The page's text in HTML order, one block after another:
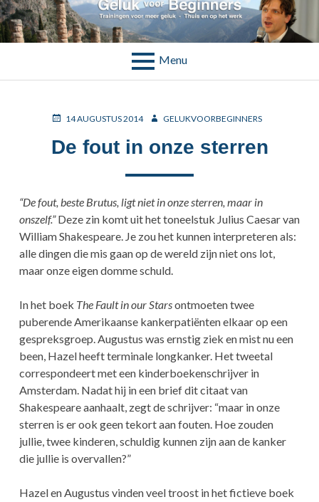
Skip
to
content
DAG:14 AUGUSTUS 2014
Menu
POSTED14 AUGUSTUS 2014 AUTHOR
GELUKVOORBEGINNERS
De fout in onze sterren
“De fout, beste Brutus, ligt niet in onze sterren, maar in
onszelf.”Deze zin komt uit het toneelstuk Julius Caesar van
William Shakespeare. Je zou het kunnen interpreteren als:
alle dingen die mis gaan op de wereld zijn niet ons lot,
maar onze eigen domme schuld.
In het boek The Fault in our Starsontmoeten twee
puberende Amerikaanse kankerpatiënten elkaar op een
gespreksgroep. Augustus was ernstig ziek en mist nu een
been, Hazel heeft terminale longkanker. Het tweetal
correspondeert met een kinderboekenschrijver in
Amsterdam. Nadat hij in een brief dit citaat van
Shakespeare aanhaalt, zegt de schrijver: “maar in onze
sterren is er ook geen tekort aan fouten. Hoe zouden
jullie, twee kinderen, schuldig kunnen zijn aan de kanker
die jullie is overvallen?”
Hazel en Augustus vinden veel troost in het fictieve boek